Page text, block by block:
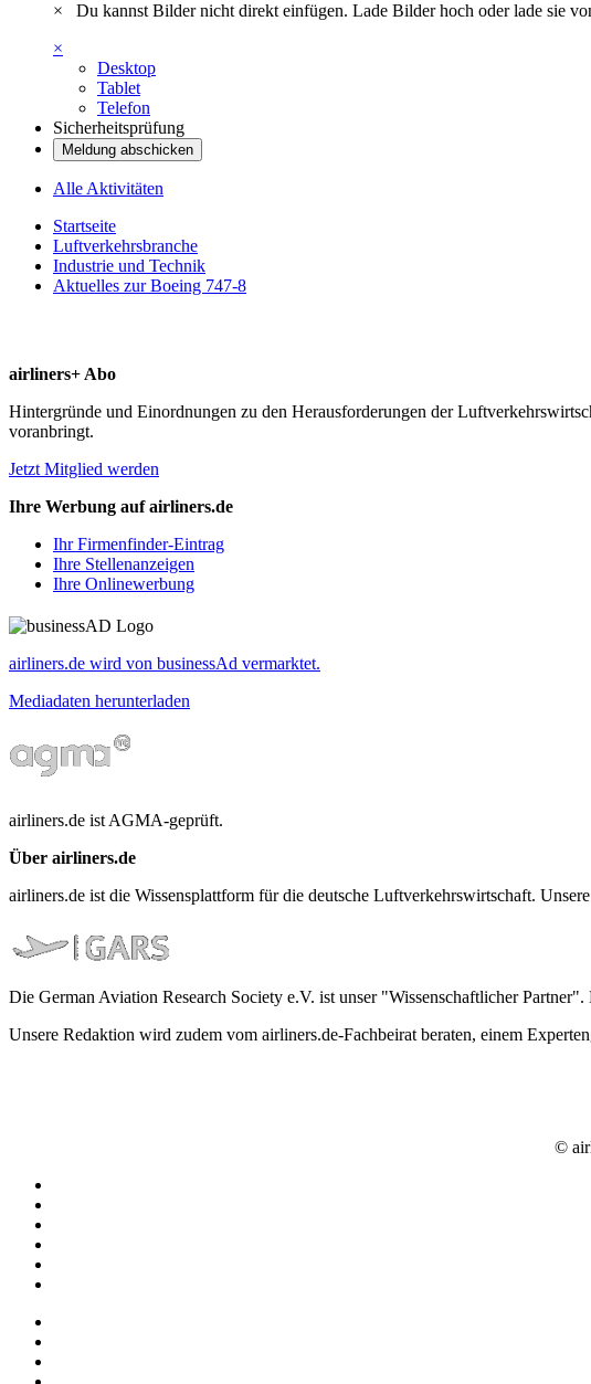
×
Du kannst Bilder nicht direkt einfügen. Lade Bilder hoch oder lade sie
×
Desktop
Tablet
Telefon
Sicherheitsprüfung
Meldung abschicken
Alle Aktivitäten
Startseite
Luftverkehrsbranche
Industrie und Technik
Aktuelles zur Boeing 747-8
airliners+ Abo
Hintergründe und Einordnungen zu den Herausforderungen der
voranbringt.
Jetzt Mitglied werden
Ihre Werbung auf airliners.de
Ihr Firmenfinder-Eintrag
Ihre Stellenanzeigen
Ihre Onlinewerbung
airliners.de wird von businessAd vermarktet.
Mediadaten herunterladen
airliners.de ist AGMA-geprüft.
Über airliners.de
airliners.de ist die Wissensplattform für die deutsche Luftverkehrswirtschaft.
Die German Aviation Research Society e.V. ist unser "Wissenschaftlicher Partner".
Unsere Redaktion wird zudem vom airliners.de-Fachbeirat beraten, einem
©